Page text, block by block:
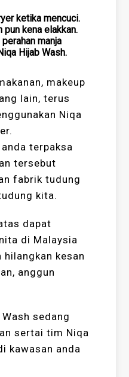
ketika mencuci.
pun kena elakkan.
manja
Hijab Wash.
makeup
lain, terus
Niqa
terpaksa
tersebut
fabrik tudung
kita.
dapat
di Malaysia
kesan
anggun
sedang
sertai tim Niqa
kawasan anda